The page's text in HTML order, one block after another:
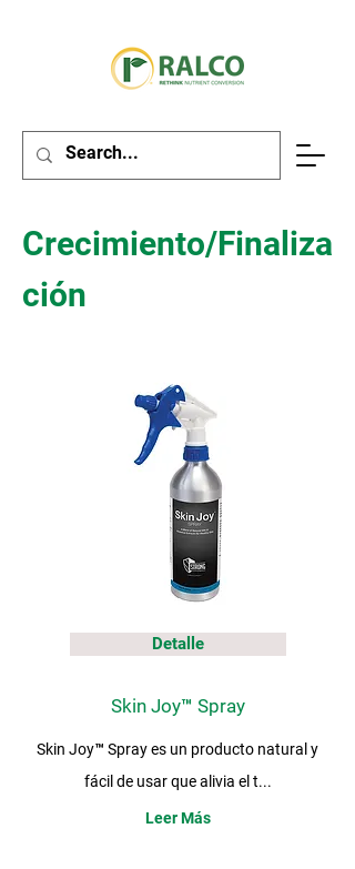
Crecimiento/Finaliza
ción
Detalle
Skin Joy™ Spray
Skin Joy™ Spray es un producto natural y
fácil de usar que alivia el t...
Leer Más